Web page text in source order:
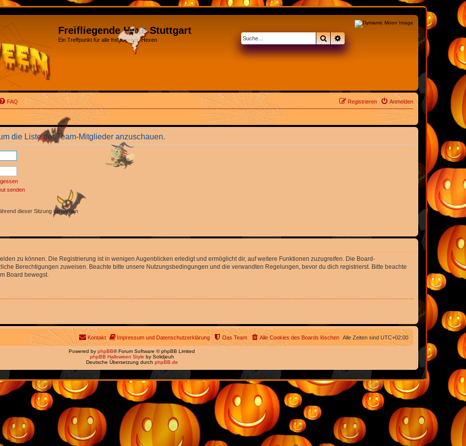
Freifliegende Hexe Stuttgart
Ein Treffpunkt für alle freifliegende Hexen SucheErweiterte Suche
FAQ Anmelden
Registrieren
die Liste der Team-Mitglieder anzuschauen.
senden
dieser Sitzung verbergen
zu können. Die Registrierung ist in wenigen Augenblicken erledigt und ermöglicht dir, auf weitere Funktionen zuzugreifen. Die Board-
Berechtigungen zuweisen. Beachte bitte unsere Nutzungsbedingungen und die verwandten Regelungen, bevor du dich registrierst. Bitte beachte
Board bewegst.
Alle Zeiten sind UTC+02:00
Alle Cookies des Boards löschen
Das Team
Impressum und Datenschutzerklärung
Kontakt
Powered by phpBB® Forum Software © phpBB Limited
phpBB Halloween Style by Solidjeuh
Deutsche Übersetzung durch phpBB.de